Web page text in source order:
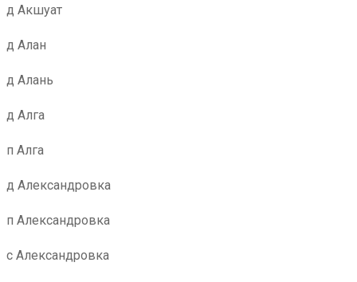
д Акшуат
д Алан
д Алань
д Алга
п Алга
д Александровка
п Александровка
с Александровка